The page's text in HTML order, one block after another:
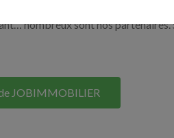
nombreux sont nos partenaires.
JOBIMMOBILIER